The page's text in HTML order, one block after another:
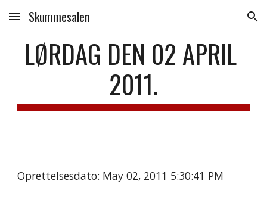
Skip to main content Skip to navigation
Skummesalen
LØRDAG DEN 02 APRIL
2011.
Oprettelsesdato: May 02, 2011 5:30:41 PM